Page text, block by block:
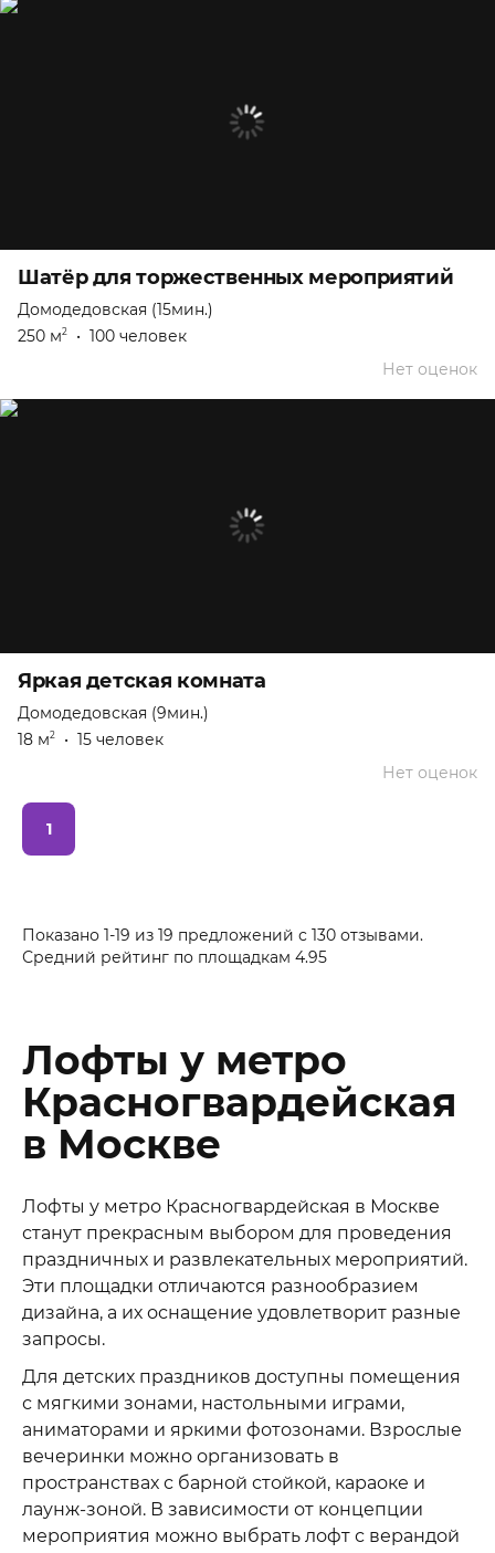
Шатёр для торжественных мероприятий
Домодедовская (15мин.)
250 м2 • 100 человек
Нет оценок
Яркая детская комната
Домодедовская (9мин.)
18 м2 • 15 человек
Нет оценок
1
Показано 1-19 из 19 предложений с 130 отзывами.
Средний рейтинг по площадкам 4.95
Лофты у метро
Красногвардейская
в Москве
Лофты у метро Красногвардейская в Москве
станут прекрасным выбором для проведения
праздничных и развлекательных мероприятий.
Эти площадки отличаются разнообразием
дизайна, а их оснащение удовлетворит разные
запросы.
Для детских праздников доступны помещения
с мягкими зонами, настольными играми,
аниматорами и яркими фотозонами. Взрослые
вечеринки можно организовать в
пространствах с барной стойкой, караоке и
лаунж-зоной. В зависимости от концепции
мероприятия можно выбрать лофт с верандой